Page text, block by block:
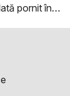
pornit în…